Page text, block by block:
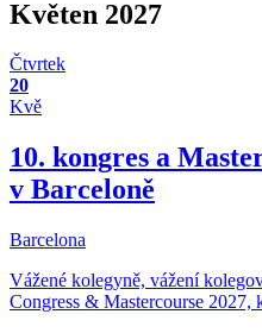
Květen 2027
Čtvrtek
20
Kvě
10. kongres a
v Barceloně
Barcelona
Vážené kolegyně, vážení
Congress & Mastercourse